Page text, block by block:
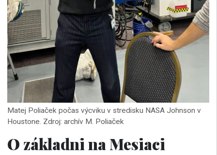
Matej Poliaček počas výcviku v stredisku NASA Johnson v
Houstone. Zdroj: archív M. Poliaček
O základni na Mesiaci